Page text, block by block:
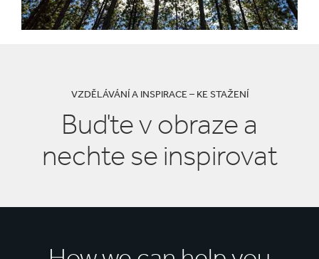
VZDĚLÁVÁNÍ A INSPIRACE – KE STAŽENÍ
Buďte v obraze a
nechte se inspirovat